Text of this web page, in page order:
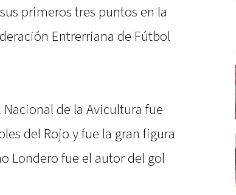
primeros tres puntos en la
Entrerriana de Fútbol
de la Avicultura fue
del Rojo y fue la gran figura
Londero fue el autor del gol